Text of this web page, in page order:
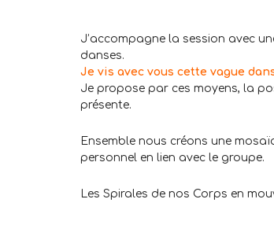
J’accompagne la session avec
danses.
Je vis avec vous cette vague
Je propose par ces moyens, la
présente.
Ensemble nous créons une
personnel en lien avec le groupe.
Les Spirales de nos Corps en